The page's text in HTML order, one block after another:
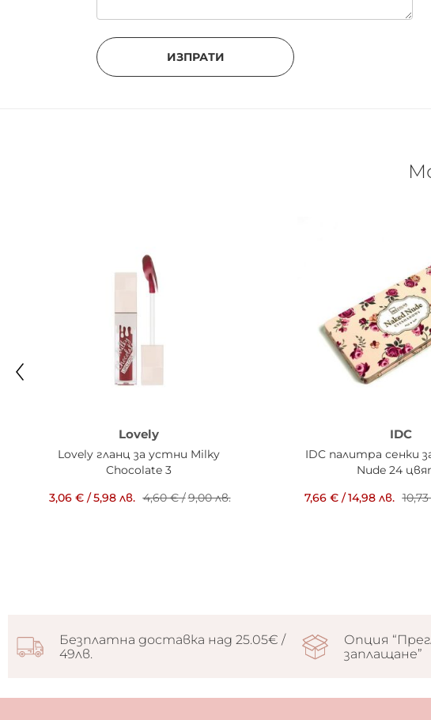
ИЗПРАТИ
Lovely
Lovely гланц за устни Milky
Chocolate 3
3,06 €/5,98 лв. 4,60 €/9,00 лв.
IDC
IDC палитра сенки
Nude 24
7,66 €/14,98 лв.
Безплатна доставка над 25.05€ /
49лв.
Опция
заплащане”